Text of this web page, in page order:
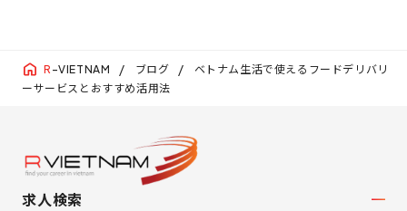
R -VIETNAM ブログ
ベトナム生活で使えるフードデリバリ
ーサービスとおすすめ活用法
求人検索